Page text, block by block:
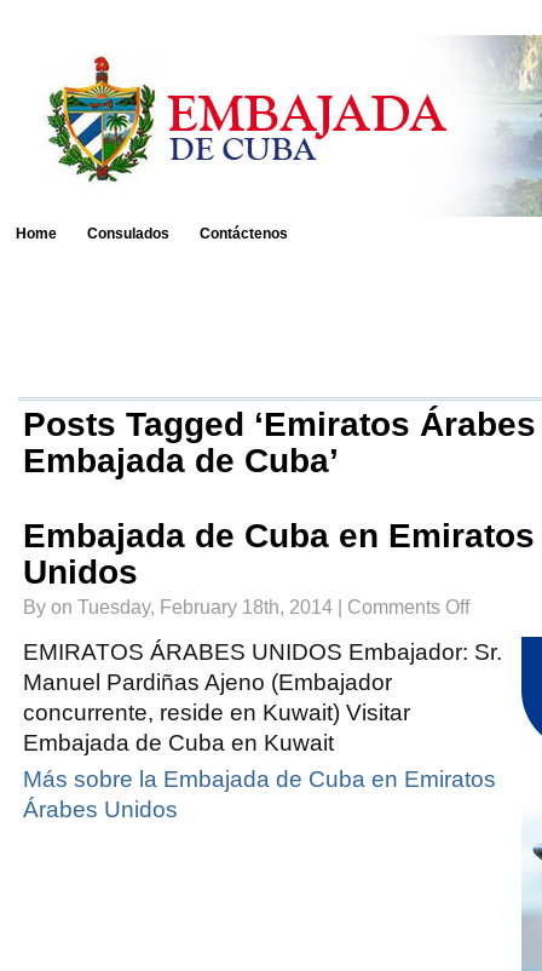
Home Consulados Contáctenos
Posts Tagged ‘Emiratos
Embajada de Cuba’
Embajada de Cuba en
Unidos
By on Tuesday, February 18th, 2014 | Comments Offon
Cuba
en
EMIRATOS ÁRABES UNIDOS Embajador: Sr.
Manuel Pardiñas Ajeno (Embajador
concurrente, reside en Kuwait) Visitar
Embajada de Cuba en Kuwait
Más sobre la Embajada de Cuba en Emiratos
Árabes Unidos